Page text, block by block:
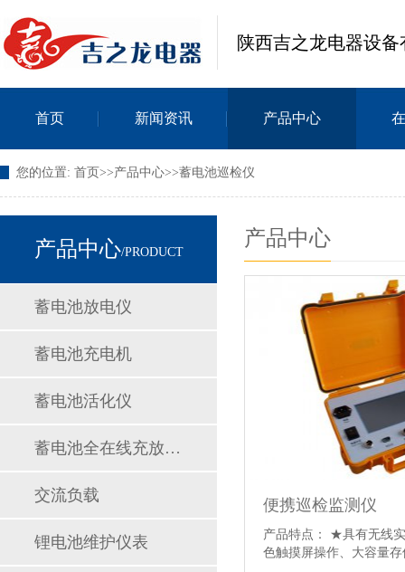
陕西吉之龙电器设备
首页 新闻资讯 产品中心
您的位置: 首页 >>产品中心>>蓄电池巡检仪
产品中心/PRODUCT
蓄电池放电仪
蓄电池充电机
蓄电池活化仪
蓄电池全在线充放电仪
交流负载
锂电池维护仪表
产品中心
便携巡检监测仪
产品特点： ★具有无线
色触摸屏操作、大容量